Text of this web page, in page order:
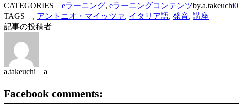
CATEGORIES eラーニング, eラーニングコンテンツby.a.takeuchi0
TAGS , アントニオ・マイッツァ, イタリア語, 発音, 講座
記事の投稿者
a.takeuchi a
Facebook comments: